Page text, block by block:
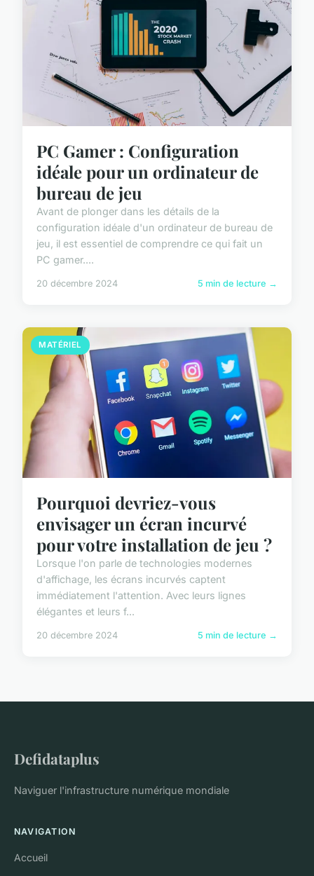
PC Gamer : Configuration
idéale pour un ordinateur de
bureau de jeu
Avant de plonger dans les détails de la
configuration idéale d'un ordinateur de bureau de
jeu, il est essentiel de comprendre ce qui fait un
PC gamer....
20 décembre 2024 5 min de lecture →
MATÉRIEL
Pourquoi devriez-vous
envisager un écran incurvé
pour votre installation de jeu ?
Lorsque l'on parle de technologies modernes
d'affichage, les écrans incurvés captent
immédiatement l'attention. Avec leurs lignes
élégantes et leurs f...
20 décembre 2024 5 min de lecture →
Defidataplus
Naviguer l'infrastructure numérique mondiale
NAVIGATION
Accueil